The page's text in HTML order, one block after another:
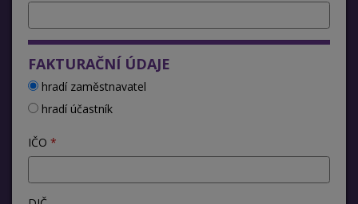
FAKTURAČNÍ ÚDAJE
hradí zaměstnavatel
hradí účastník
IČO